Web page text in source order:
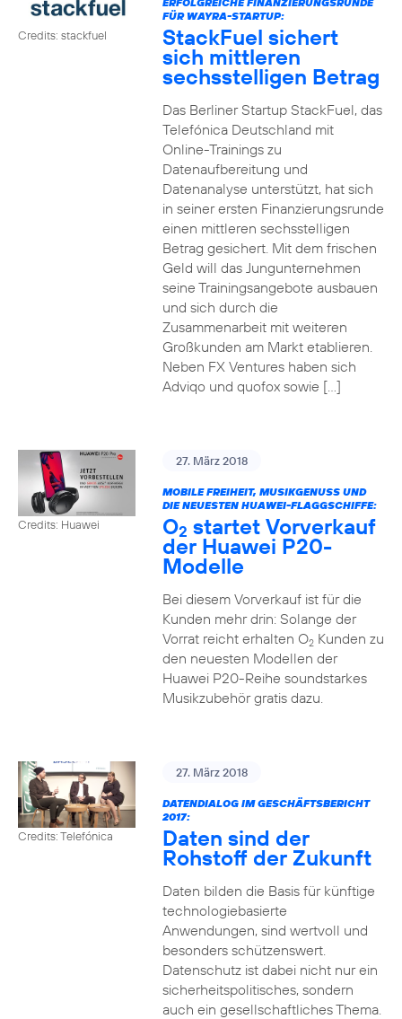
Credits: stackfuel
FÜR WAYRA-STARTUP:
StackFuel sichert
sich mittleren
sechsstelligen Betrag
Das Berliner Startup StackFuel, das
Telefónica Deutschland mit
Online-Trainings zu
Datenaufbereitung und
Datenanalyse unterstützt, hat sich
in seiner ersten Finanzierungsrunde
einen mittleren sechsstelligen
Betrag gesichert. Mit dem frischen
Geld will das Jungunternehmen
seine Trainingsangebote ausbauen
und sich durch die
Zusammenarbeit mit weiteren
Großkunden am Markt etablieren.
Neben FX Ventures haben sich
Adviqo und quofox sowie […]
Credits: Huawei
27. März 2018
MOBILE FREIHEIT, MUSIKGENUSS UND
DIE NEUESTEN HUAWEI-FLAGGSCHIFFE:
O2 startet Vorverkauf
der Huawei P20-
Modelle
Bei diesem Vorverkauf ist für die
Kunden mehr drin: Solange der
Vorrat reicht erhalten O2Kunden zu
den neuesten Modellen der
Huawei P20-Reihe soundstarkes
Musikzubehör gratis dazu.
Credits: Telefónica
27. März 2018
DATENDIALOG IM GESCHÄFTSBERICHT
2017:
Daten sind der
Rohstoff der Zukunft
Daten bilden die Basis für künftige
technologiebasierte
Anwendungen, sind wertvoll und
besonders schützenswert.
Datenschutz ist dabei nicht nur ein
sicherheitspolitisches, sondern
auch ein gesellschaftliches Thema.